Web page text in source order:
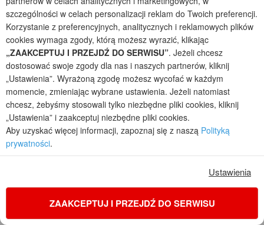
zdjęcie 11 z 24 zdjęcie 12 z 24
zdjęcie 13 z 24 zdjęcie 14 z 24
zdjęcie 15 z 24 zdjęcie 16 z 24
szczególności w celach personalizacji reklam do Twoich preferencji.
Korzystanie z preferencyjnych, analitycznych i reklamowych plików
cookies wymaga zgody, którą możesz wyrazić, klikając
„ZAAKCEPTUJ I PRZEJDŹ DO SERWISU”. Jeżeli chcesz
dostosować swoje zgody dla nas i naszych partnerów, kliknij
„Ustawienia”. Wyrażoną zgodę możesz wycofać w każdym
momencie, zmieniając wybrane ustawienia. Jeżeli natomiast
chcesz, żebyśmy stosowali tylko niezbędne pliki cookies, kliknij
„Ustawienia” i zaakceptuj niezbędne pliki cookies.
Aby uzyskać więcej informacji, zapoznaj się z naszą Polityką
prywatności.
Ustawienia
ZAAKCEPTUJ I PRZEJDŹ DO SERWISU